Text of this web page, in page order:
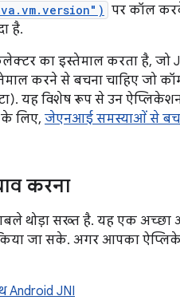
पर कॉल
है.
का इस्तेमाल करता है,
करने से बचना चाहिए जो
यह विशेष रूप से उन
लिए, जेएनआई समस्याओं से
करना
थोड़ा सख्त है. यह एक
जा सके. अगर आपका
Android JNI